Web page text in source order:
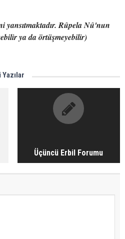
yansıtmaktadır. Rûpela Nû'nun
ya da örtüşmeyebilir)
Üçüncü Erbil Forumu